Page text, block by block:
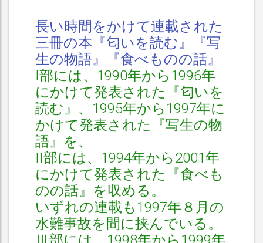
長い時間をかけて連載された
三冊の本『匂いを読む』『写
生の物語』『食べものの話』
I部には、1990年から1996年
にかけて発表された『匂いを
読む』、1995年から1997年に
かけて発表された『写生の物
語』を、
II部には、1994年から2001年
にかけて発表された『食べも
のの話』を収める。
いずれの連載も1997年８月の
水難事故を間に挟んでいる。